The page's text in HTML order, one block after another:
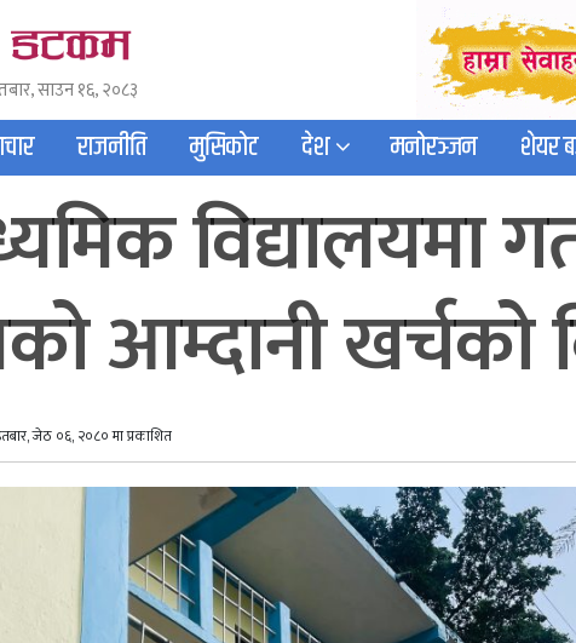
साउन १६, २०८३
राजनीति मुसिकोट देश मनोरञ्जन शेयर
अन्य विद्यालयमा
आम्दानी खर्चको
जेठ ०६, २०८० मा प्रकाशित